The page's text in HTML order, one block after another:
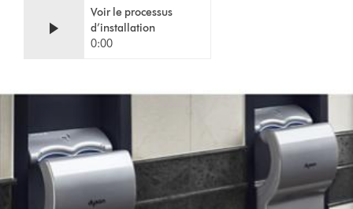
Voir le processus
d’installation
0:00